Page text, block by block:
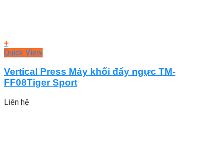
+
Quick View
Vertical Press Máy khối đẩy ngực TM-
FF08Tiger Sport
Liên hệ